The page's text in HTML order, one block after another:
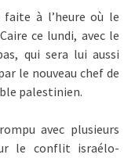
faite à l’heure où le
ce lundi, avec le
qui sera lui aussi
le nouveau chef de
palestinien.
avec plusieurs
le conflit israélo-